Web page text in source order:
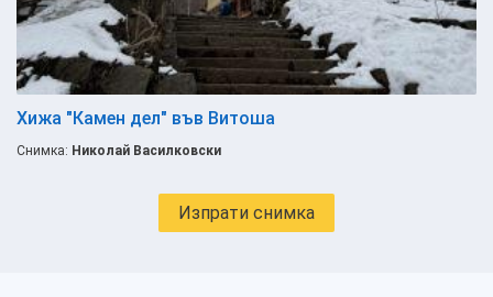
Хижа "Камен дел" във Витоша
Снимка: Николай Василковски
Изпрати снимка